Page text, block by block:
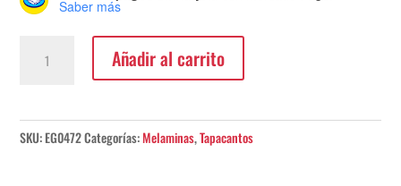
Saber más
Gris
Añadir al carrito
SKU:EG0472Categorías:Melaminas,Tapacantos